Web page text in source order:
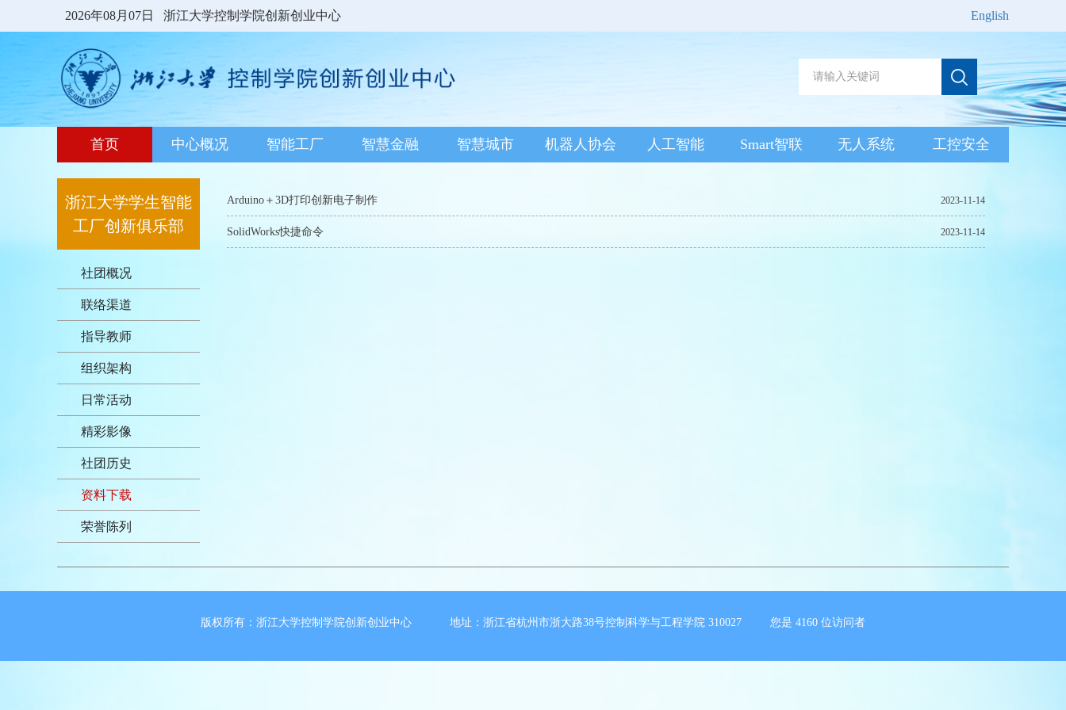
2026年08月07日 浙江大学控制学院创新创业中心 English
首页 中心概况 智能工厂 智慧金融 智慧城市 机器人协会 人工智能 Smart智联 无人系统 工控安全
浙江大学学生智能
工厂创新俱乐部
社团概况
联络渠道
指导教师
组织架构
日常活动
精彩影像
社团历史
资料下载
荣誉陈列
Arduino＋3D打印创新电子制作 2023-11-14
SolidWorks快捷命令 2023-11-14
版权所有：浙江大学控制学院创新创业中心 地址：浙江省杭州市浙大路38号控制科学与工程学院 310027 您是 4160 位访问者